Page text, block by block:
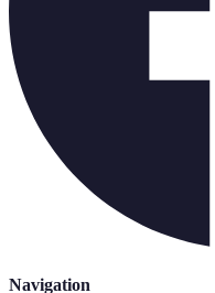
Navigation